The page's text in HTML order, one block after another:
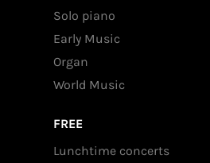
Solo piano
Early Music
Organ
World Music
FREE
Lunchtime concerts